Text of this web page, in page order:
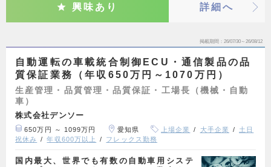
興味あり 詳細へ
掲載期間 26/07/30～26/08/12
自動運転の車載統合制御ECU・通信製品の品
質保証業務（年収650万円～1070万円）
生産管理・品質管理・品質保証・工場長（機械・自動
車）
株式会社デンソー
650万円 ～ 1099万円 愛知県 上場企業 大手企業
土日
祝休み
年収600万以上 フレックス勤務
国内最大、世界でも有数の自動車用システ